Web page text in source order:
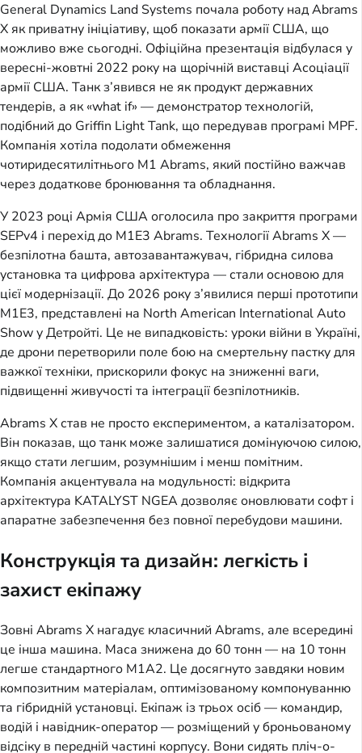
General Dynamics Land Systems почала роботу над Abrams
X як приватну ініціативу, щоб показати армії США, що
можливо вже сьогодні. Офіційна презентація відбулася у
вересні-жовтні 2022 року на щорічній виставці Асоціації
армії США. Танк з’явився не як продукт державних
тендерів, а як «what if» — демонстратор технологій,
подібний до Griffin Light Tank, що передував програмі MPF.
Компанія хотіла подолати обмеження
чотиридесятилітнього M1 Abrams, який постійно важчав
через додаткове бронювання та обладнання.
У 2023 році Армія США оголосила про закриття програми
SEPv4 і перехід до M1E3 Abrams. Технології Abrams X —
безпілотна башта, автозавантажувач, гібридна силова
установка та цифрова архітектура — стали основою для
цієї модернізації. До 2026 року з’явилися перші прототипи
M1E3, представлені на North American International Auto
Show у Детройті. Це не випадковість: уроки війни в Україні,
де дрони перетворили поле бою на смертельну пастку для
важкої техніки, прискорили фокус на зниженні ваги,
підвищенні живучості та інтеграції безпілотників.
Abrams X став не просто експериментом, а каталізатором.
Він показав, що танк може залишатися домінуючою силою,
якщо стати легшим, розумнішим і менш помітним.
Компанія акцентувала на модульності: відкрита
архітектура KATALYST NGEA дозволяє оновлювати софт і
апаратне забезпечення без повної перебудови машини.
Конструкція та дизайн: легкість і
захист екіпажу
Зовні Abrams X нагадує класичний Abrams, але всередині
це інша машина. Маса знижена до 60 тонн — на 10 тонн
легше стандартного M1A2. Це досягнуто завдяки новим
композитним матеріалам, оптимізованому компонуванню
та гібридній установці. Екіпаж із трьох осіб — командир,
водій і навідник-оператор — розміщений у броньованому
відсіку в передній частині корпусу. Вони сидять пліч-о-